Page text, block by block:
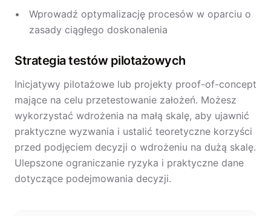
Wprowadź optymalizację procesów w oparciu o
zasady ciągłego doskonalenia
Strategia testów pilotażowych
Inicjatywy pilotażowe lub projekty proof-of-concept
mające na celu przetestowanie założeń. Możesz
wykorzystać wdrożenia na małą skalę, aby ujawnić
praktyczne wyzwania i ustalić teoretyczne korzyści
przed podjęciem decyzji o wdrożeniu na dużą skalę.
Ulepszone ograniczanie ryzyka i praktyczne dane
dotyczące podejmowania decyzji.